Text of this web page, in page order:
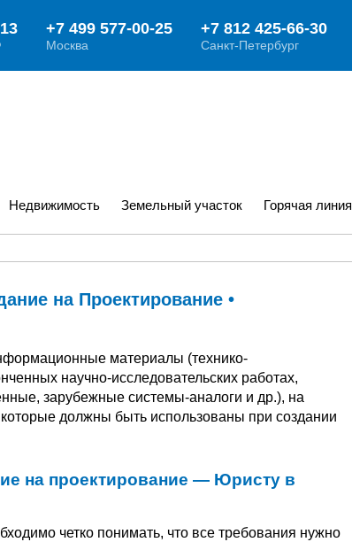
Недвижимость Земельный участок Горячая линия
на Проектирование •
материалы (технико-
научно-исследовательских работах,
зарубежные системы-аналоги и др.), на
должны быть использованы при создании
на проектирование — Юристу в
четко понимать, что все требования нужно